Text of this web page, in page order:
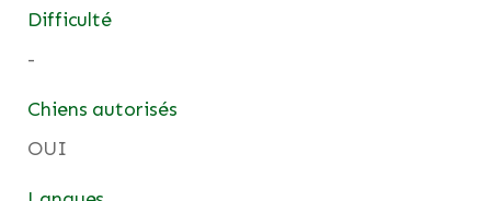
Difficulté
-
Chiens autorisés
OUI